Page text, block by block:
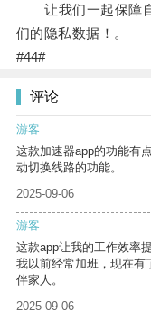
让我们一起保障自
们的隐私数据！。
#44#
评论
游客
这款加速器app的功能有
动切换线路的功能。
2025-09-06
游客
这款app让我的工作效率
我以前经常加班，现在有
伴家人。
2025-09-06